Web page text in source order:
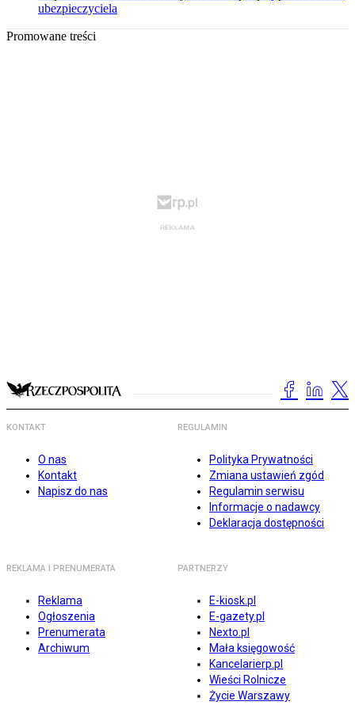
ubezpieczyciela
Promowane treści
KONTAKT
O nas
Kontakt
Napisz do nas
REGULAMIN
Polityka Prywatności
Zmiana ustawień zgód
Regulamin serwisu
Informacje o nadawcy
Deklaracja dostępności
REKLAMA I PRENUMERATA
Reklama
Ogłoszenia
Prenumerata
Archiwum
PARTNERZY
E-kiosk.pl
E-gazety.pl
Nexto.pl
Mała księgowość
Kancelarierp.pl
Wieści Rolnicze
Życie Warszawy